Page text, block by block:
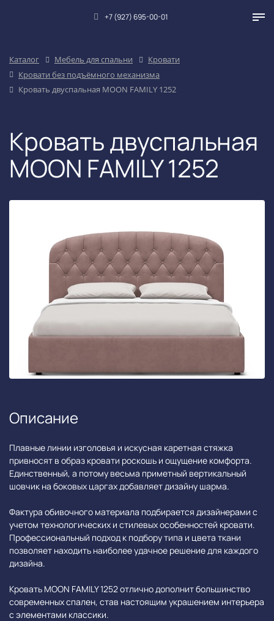
+7 (927) 695-00-01
Каталог Мебель для спальни
Кровати
Кровати без подъёмного механизма
Кровать двуспальная MOON FAMILY 1252
Кровать двуспальная
MOON FAMILY 1252
Описание
Плавные линии изголовья и искусная каретная стяжка
привносят в образ кровати роскошь и ощущение комфорта.
Единственный, а потому весьма приметный вертикальный
шовчик на боковых царгах добавляет дизайну шарма.
Фактура обивочного материала подбирается дизайнерами с
учетом технологических и стилевых особенностей кровати.
Профессиональный подход к подбору типа и цвета ткани
позволяет находить наиболее удачное решение для каждого
дизайна.
Кровать MOON FAMILY 1252 отлично дополнит большинство
современных спален, став настоящим украшением интерьера
с элементами классики.